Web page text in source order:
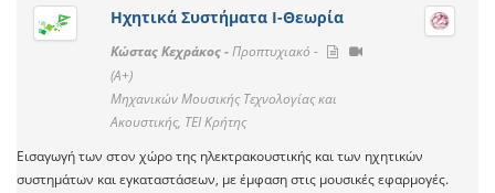
Ηχητικά Συστήματα Ι-Θεωρία
Κώστας Κεχράκος -Προπτυχιακό -
(A+)
Μηχανικών Μουσικής Τεχνολογίας και
Ακουστικής, ΤΕΙ Κρήτης
Εισαγωγή των στον χώρο της ηλεκτρακουστικής και των ηχητικών
συστημάτων και εγκαταστάσεων, με έμφαση στις μουσικές εφαρμογές.